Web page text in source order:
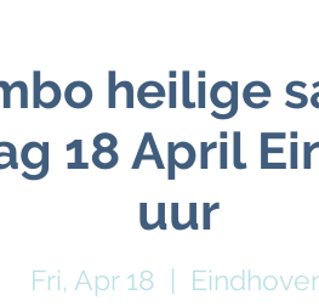
heilige
18 April
uur
Fri, Apr 18
  |